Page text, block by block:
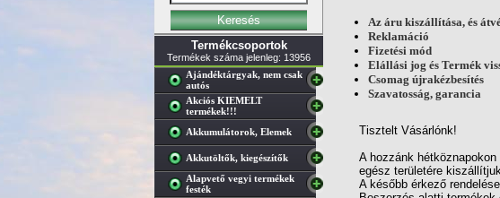
Termékcsoportok
Termékek száma jelenleg: 13956
Ajándéktárgyak, nem csak
autós
Akciós KIEMELT
termékek!!!
Akkumulátorok, Elemek
Akkutöltők, kiegészítők
Alapvető vegyi termékek
festék
Az áru kiszállítása, és
Reklamáció
Fizetési mód
Elállási jog és Termék
Csomag újrakézbesítés
Szavatosság, garancia
Tisztelt Vásárlónk!
A hozzánk
egész területére
A később érkező